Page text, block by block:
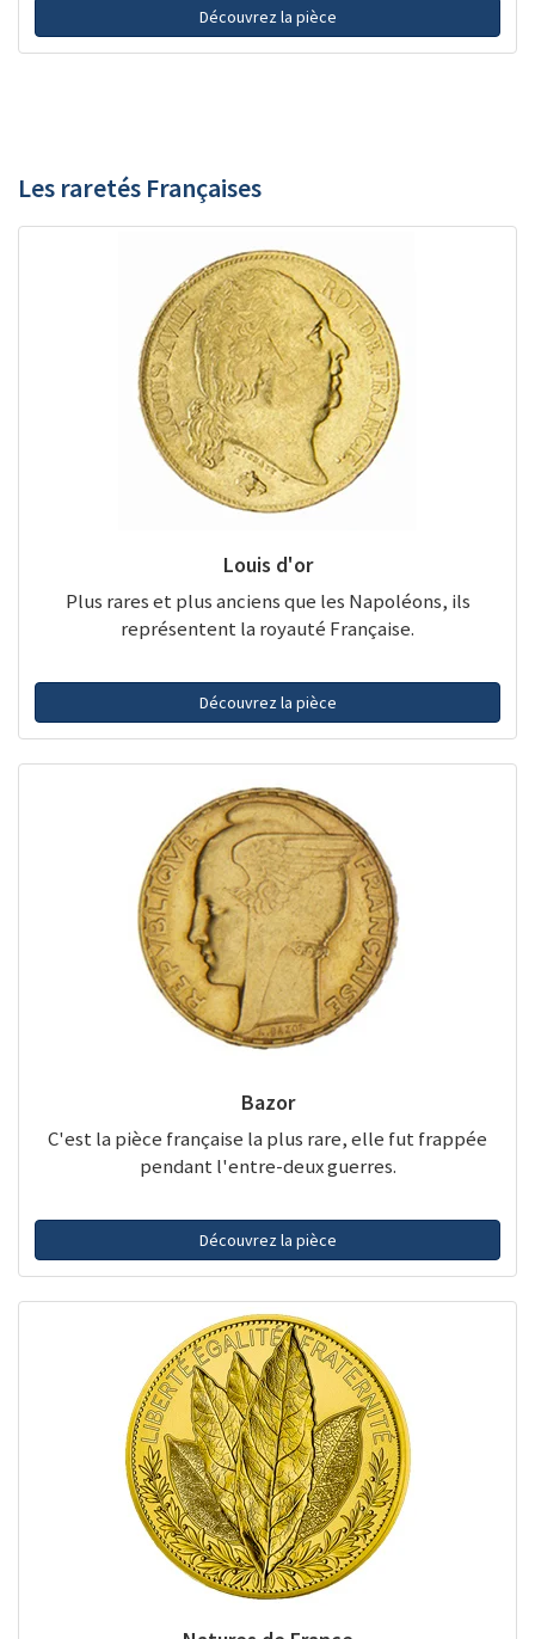
Découvrez la pièce
Les raretés Françaises
Louis d'or
Plus rares et plus anciens que les Napoléons, ils
représentent la royauté Française.
Découvrez la pièce
Bazor
C'est la pièce française la plus rare, elle fut frappée
pendant l'entre-deux guerres.
Découvrez la pièce